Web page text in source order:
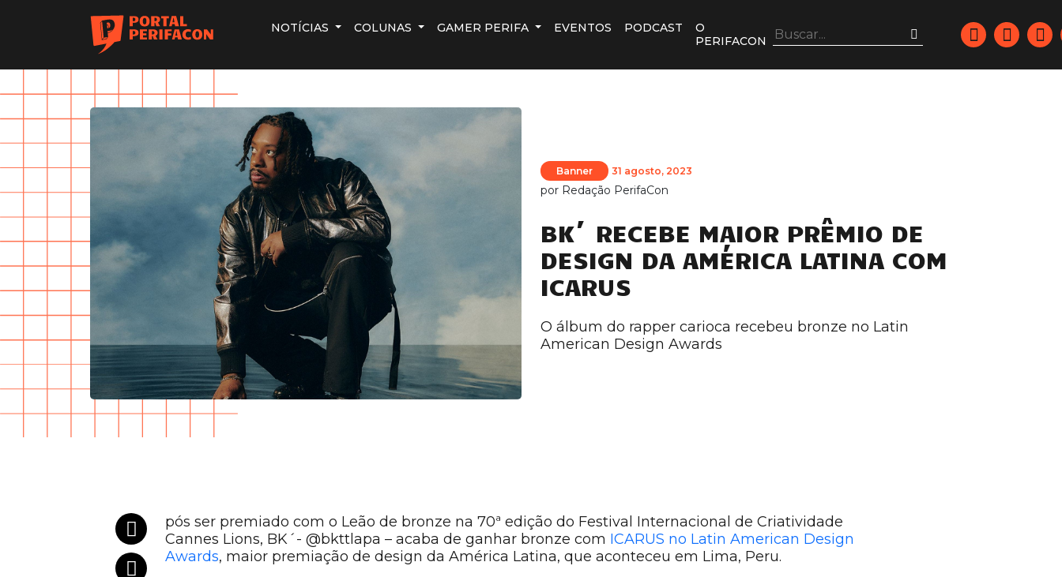
NOTÍCIAS COLUNAS GAMER PERIFA EVENTOS PODCAST
O
PERIFACON
Banner 31 agosto, 2023
por Redação PerifaCon
BK´ RECEBE MAIOR PRÊMIO DE
DESIGN DA AMÉRICA LATINA COM
ICARUS
O álbum do rapper carioca recebeu bronze no Latin
American Design Awards
pós ser premiado com o Leão de bronze na 70ª edição do Festival Internacional de Criatividade
Cannes Lions, BK´- @bkttlapa – acaba de ganhar bronze com ICARUS no Latin American Design
Awards, maior premiação de design da América Latina, que aconteceu em Lima, Peru.